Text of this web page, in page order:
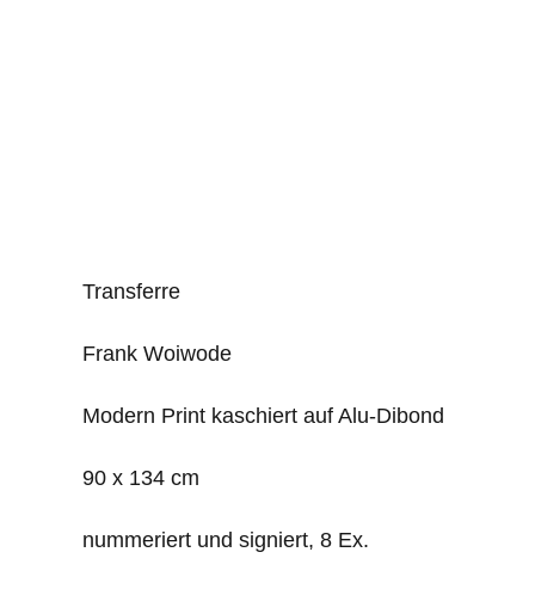
Transferre
Frank Woiwode
Modern Print kaschiert auf Alu-Dibond
90 x 134 cm
nummeriert und signiert, 8 Ex.